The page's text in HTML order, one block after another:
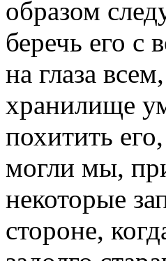
образом
беречь его с
на глаза
хранилище
похитить
могли мы,
некоторые
стороне,